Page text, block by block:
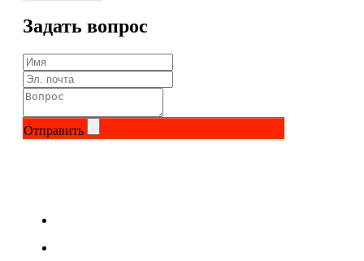
Задать вопрос
Отправить